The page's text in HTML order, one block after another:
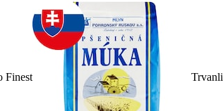
Finest